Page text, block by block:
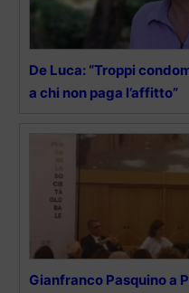
De Luca: “Troppi
a chi non paga l’affitto”
Gianfranco Pasquino a